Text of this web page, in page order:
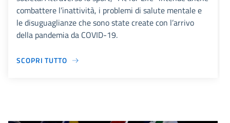
combattere l’inattività, i problemi di salute mentale e
le disuguaglianze che sono state create con l’arrivo
della pandemia da COVID-19.
SCOPRI TUTTO